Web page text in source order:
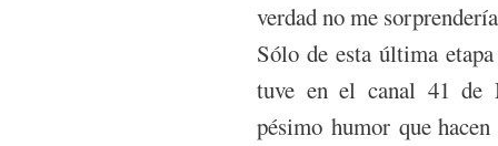
verdad no me
Sólo de esta última
tuve en el canal 41
pésimo humor que